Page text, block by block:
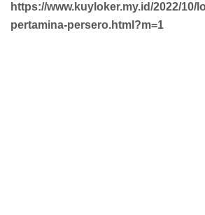
https://www.kuyloker.my.id/2022/10/
pertamina-persero.html?m=1